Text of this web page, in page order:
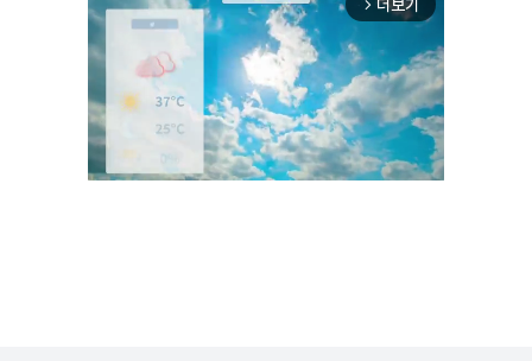
arrow_forward_ios 더보기